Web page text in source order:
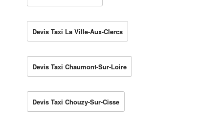
Devis Taxi La Ville-Aux-Clercs
Devis Taxi Chaumont-Sur-Loire
Devis Taxi Chouzy-Sur-Cisse